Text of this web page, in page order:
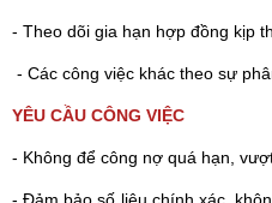
- Theo dõi gia hạn hợp đồng kịp
- Các công việc khác theo sự
YÊU CẦU CÔNG VIỆC
- Không để công nợ quá hạn,